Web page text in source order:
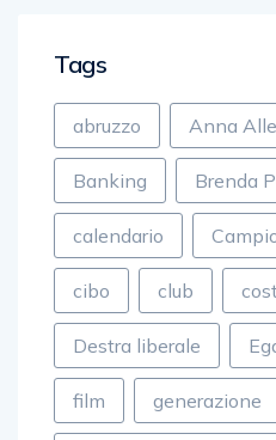
Tags
abruzzo Anna
Banking Brenda
calendario
cibo club
Destra liberale
film generazione